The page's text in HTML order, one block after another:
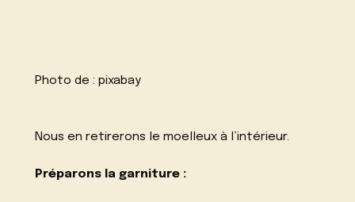
Photo de :pixabay
Nous en retirerons le moelleux à l’intérieur.
Préparons la garniture :